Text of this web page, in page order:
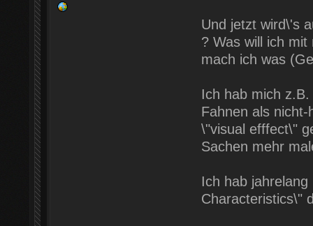
Und jetzt wird\'s
? Was will ich
mach ich was
Ich hab mich
Fahnen als
\"visual efffect\"
Sachen mehr
Ich hab
Characteristics\"